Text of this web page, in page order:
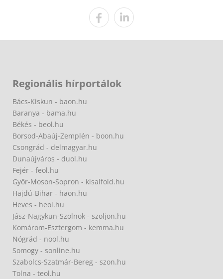
Regionális hírportálok
Bács-Kiskun - baon.hu
Baranya - bama.hu
Békés - beol.hu
Borsod-Abaúj-Zemplén - boon.hu
Csongrád - delmagyar.hu
Dunaújváros - duol.hu
Fejér - feol.hu
Győr-Moson-Sopron - kisalfold.hu
Hajdú-Bihar - haon.hu
Heves - heol.hu
Jász-Nagykun-Szolnok - szoljon.hu
Komárom-Esztergom - kemma.hu
Nógrád - nool.hu
Somogy - sonline.hu
Szabolcs-Szatmár-Bereg - szon.hu
Tolna - teol.hu